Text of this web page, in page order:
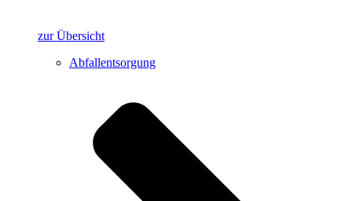
zur Übersicht
Abfallentsorgung